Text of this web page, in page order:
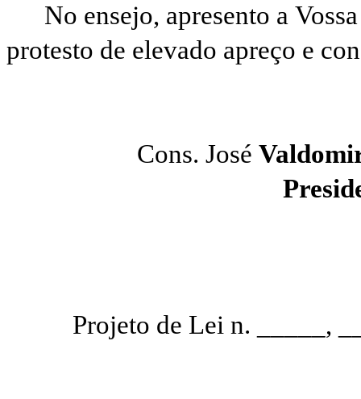
No ensejo, apresento a
protesto de elevado apreço e
Cons. José
Projeto de Lei n. _____,